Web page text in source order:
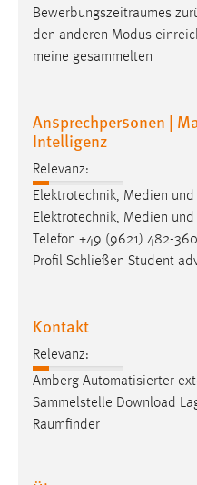
Bewerbungszeitraumes
den anderen Modus
meine gesammelten
Ansprechpersonen |
Intelligenz
Relevanz:
Elektrotechnik, Medien
Elektrotechnik, Medien
Telefon +49 (9621) 482-
Profil Schließen Student
Kontakt
Relevanz:
Amberg Automatisierter
Sammelstelle Download
Raumfinder
Diese Informationen
unsere Besucher
Name:
_pk_ref, _pk_cvar,
Zweck:
Zugriffsstatistik
Cookie Laufzeit:
Max. 13 Monate
MARKETING
verwendet, um
Sie tun dies, indem sie
hinweg verfolgen.